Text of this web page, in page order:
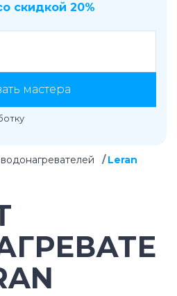
скидкой 20%
мастера
Leran